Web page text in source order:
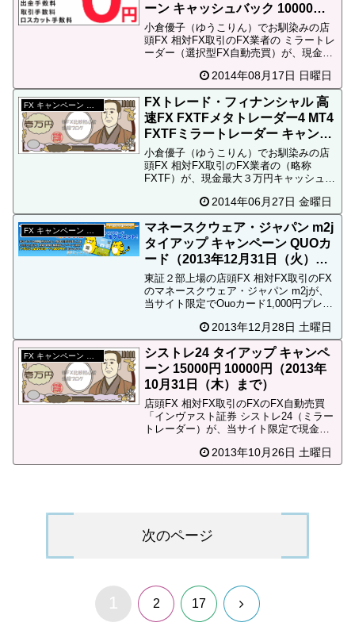
ーン キャッシュバック 10000円
（2014年8月30日（土）まで）
小倉優子（ゆうこりん）でお馴染みの店
頭FX 相対FX取引のFX業者の ミラートレ
ーダー（選択型FX自動売買）が、現金最
を実施しています。口座を開設して10万
通貨取引するだけで現金10,000円貰える
キャ...
2014年08月17日 日曜日
FX キャンペーン 終了
FXトレード・フィナンシャル 高
速FX FXTFメタトレーダー4 MT4
FXTFミラートレーダー キャンペ
ーン キャッシュバック 30000円
小倉優子（ゆうこりん）でお馴染みの店
頭FX 相対FX取引のFX業者の（略称
FXTF）が、現金最大３万円キャッシュバ
座を開設して10万通貨で１往復取引する
だけで現金10,000円貰える美味しいキャ
ンペーン...
2014年06月27日 金曜日
FX キャンペーン 終了
マネースクウェア・ジャパン m2j
タイアップ キャンペーン QUOカ
ード（2013年12月31日（火）ま
で）
東証２部上場の店頭FX 相対FX取引のFX
のマネースクウェア・ジャパン m2jが、
当サイト限定でOuoカード1,000円プレゼ
座を開設して30万円入金するだけで、FX
取引しなくてもOuoカード、ＪＴＢギ
フ...
2013年12月28日 土曜日
FX キャンペーン 終了
シストレ24 タイアップ キャンペ
ーン 15000円 10000円（2013年
10月31日（木）まで）
店頭FX 相対FX取引のFXのFX自動売買
「インヴァスト証券 シストレ24（ミラー
トレーダー）が、当サイト限定で現金合
ンを実施しています。FX キャッシュバッ
ク←キャッシュバックキャンペーンの意
2013年10月26日 土曜日
次のページ
1 2 17 次